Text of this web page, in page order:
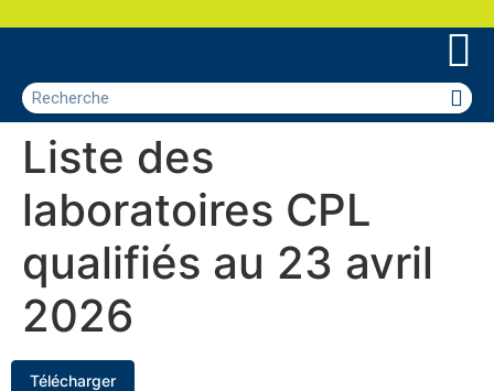
Liste des
laboratoires CPL
qualifiés au 23 avril
2026
Télécharger